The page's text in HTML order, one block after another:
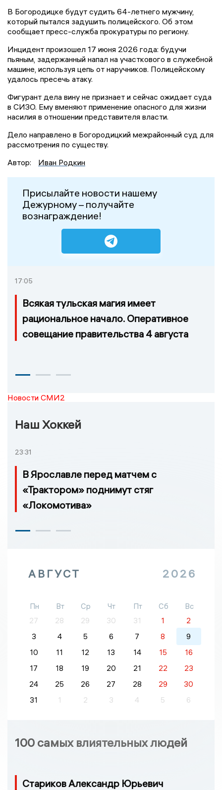
В Богородицке будут судить 64-летнего мужчину,
который пытался задушить полицейского. Об этом
сообщает пресс-служба прокуратуры по региону.
Инцидент произошел 17 июня 2026 года: будучи
пьяным, задержанный напал на участкового в служебной
машине, используя цепь от наручников. Полицейскому
удалось пресечь атаку.
Фигурант дела вину не признает и сейчас ожидает суда
в СИЗО. Ему вменяют применение опасного для жизни
насилия в отношении представителя власти.
Дело направлено в Богородицкий межрайонный суд для
рассмотрения по существу.
Автор:
Иван Родкин
Присылайте новости нашему
Дежурному – получайте
вознаграждение!
17:05
Всякая тульская магия имеет
рациональное начало. Оперативное
совещание правительства 4 августа
Новости СМИ2
Наш Хоккей
23:31
В Ярославле перед матчем с
«Трактором» поднимут стяг
«Локомотива»
АВГУСТ 2026
Пн Вт Ср Чт Пт Сб
Вс
27
28 29 30 31 1
2
3
4 5 6 7 8
9
10
11 12 13 14 15
16
17
18 19 20 21 22
23
24
25 26 27 28 29
30
31
1 2 3 4 5 6
100 самых влиятельных людей
Стариков Александр Юрьевич